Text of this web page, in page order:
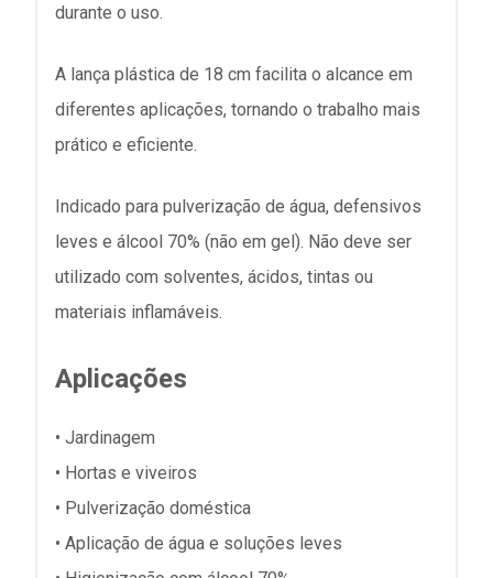
durante o uso.
A lança plástica de 18 cm facilita o alcance em
diferentes aplicações, tornando o trabalho mais
prático e eficiente.
Indicado para pulverização de água, defensivos
leves e álcool 70% (não em gel). Não deve ser
utilizado com solventes, ácidos, tintas ou
materiais inflamáveis.
Aplicações
• Jardinagem
• Hortas e viveiros
• Pulverização doméstica
• Aplicação de água e soluções leves